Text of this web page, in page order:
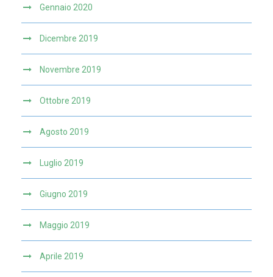
Gennaio 2020
Dicembre 2019
Novembre 2019
Ottobre 2019
Agosto 2019
Luglio 2019
Giugno 2019
Maggio 2019
Aprile 2019